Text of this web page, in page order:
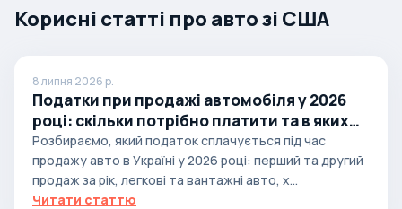
Корисні статті про авто зі США
8 липня 2026 р.
Податки при продажі автомобіля у 2026
році: скільки потрібно платити та в яких
випадках
Розбираємо, який податок сплачується під час
продажу авто в Україні у 2026 році: перший та другий
продаж за рік, легкові та вантажні авто, х...
Читати статтю